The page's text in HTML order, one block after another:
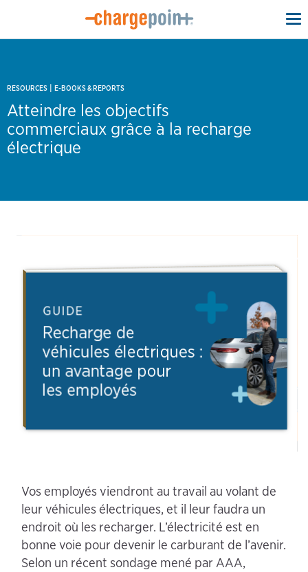
RESOURCES | E-BOOKS & REPORTS
Atteindre les objectifs
commerciaux grâce à la recharge
électrique
Vos employés viendront au travail au volant de
leur véhicules électriques, et il leur faudra un
endroit où les recharger. L’électricité est en
bonne voie pour devenir le carburant de l’avenir.
Selon un récent sondage mené par AAA,